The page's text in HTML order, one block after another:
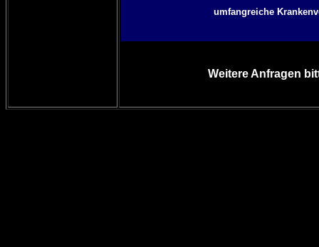
umfangreiche
Weitere Anfragen